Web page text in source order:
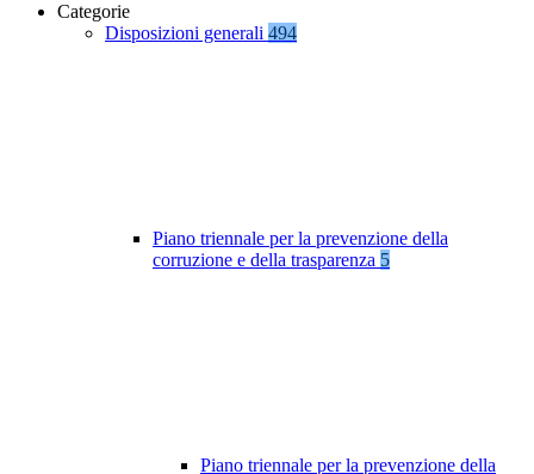
Categorie
Disposizioni generali 494
Piano triennale per la prevenzione della
corruzione e della trasparenza 5
Piano triennale per la prevenzione della